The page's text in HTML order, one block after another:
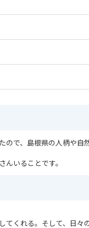
ので、島根県の人柄や自
いることです。
てくれる。そして、日々